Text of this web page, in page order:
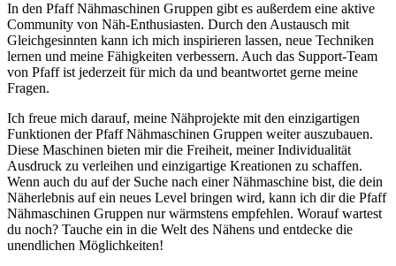
In den Pfaff Nähmaschinen Gruppen gibt es außerdem eine aktive
Community von Näh-Enthusiasten. Durch den Austausch mit
Gleichgesinnten kann ich mich inspirieren lassen, neue Techniken
lernen und meine Fähigkeiten verbessern. Auch das Support-Team
von Pfaff ist jederzeit für mich da und beantwortet gerne meine
Fragen.
Ich freue mich darauf, meine Nähprojekte mit den einzigartigen
Funktionen der Pfaff Nähmaschinen Gruppen weiter auszubauen.
Diese Maschinen bieten mir die Freiheit, meiner Individualität
Ausdruck zu verleihen und einzigartige Kreationen zu schaffen.
Wenn auch du auf der Suche nach einer Nähmaschine bist, die dein
Näherlebnis auf ein neues Level bringen wird, kann ich dir die Pfaff
Nähmaschinen Gruppen nur wärmstens empfehlen. Worauf wartest
du noch? Tauche ein in die Welt des Nähens und entdecke die
unendlichen Möglichkeiten!